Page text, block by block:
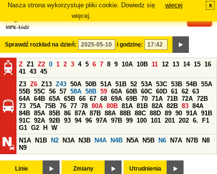
Nasza strona wykorzystuje pliki cookie. Dowiedz się
więcej.
więcej x
Sprawdź rozkład na dzień: i godzinę:
Z Z1 Z2 0 1 2 3 4 5 6 7 8 9 10A 10B 11 12 13 14 15 16
41 43 45
Z3 Z6 Z13 Z43 50A 50B 51A 51B 52 53A 53C 53B 54B 55A
55B 55C 56 57 58A 58B 59 60A 60B 60C 60D 61 62 63
64A 64B 65A 65B 66 67 68 69A 69B 70 71A 71B 72A 72B
73 75A 75B 76 77 78 80A 80B 81A 81B 82A 82B 83 84A
84B 85A 85B 86 87A 87B 88A 88B 88C 88D 89 90 91A 91B
91C 92A 92B 93 94 96 97A 97B 99 100 101 201 202 6.
F1
G1 G2 H
W
N1A
N1B N2 N3A N3B N4A N4B N5A N5B N6 N7A N7B
N8
N9
Linie Zmiany Utrudnienia